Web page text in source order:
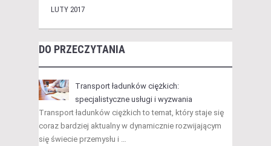
LUTY 2017
DO PRZECZYTANIA
Transport ładunków ciężkich:
specjalistyczne usługi i wyzwania
Transport ładunków ciężkich to temat, który staje się
coraz bardziej aktualny w dynamicznie rozwijającym
się świecie przemysłu i …